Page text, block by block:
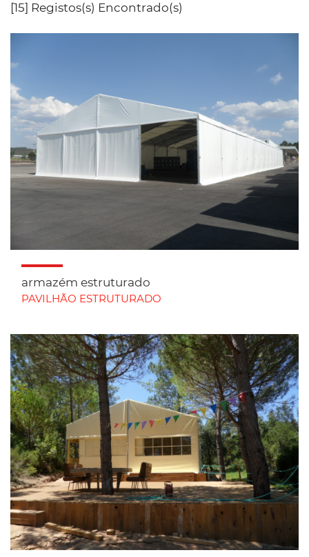
[15] Registos(s) Encontrado(s)
armazém estruturado
PAVILHÃO ESTRUTURADO